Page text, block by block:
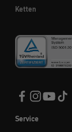
Ketten
Service